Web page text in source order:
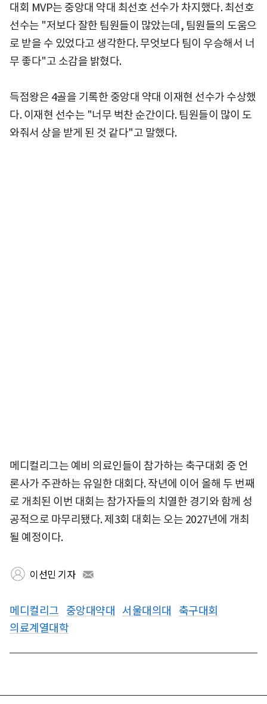
대회 MVP는 중앙대 약대 최선호 선수가 차지했다. 최선호
선수는 "저보다 잘한 팀원들이 많았는데, 팀원들의 도움으
로 받을 수 있었다고 생각한다. 무엇보다 팀이 우승해서 너
무 좋다"고 소감을 밝혔다.
득점왕은 4골을 기록한 중앙대 약대 이재현 선수가 수상했
다. 이재현 선수는 "너무 벅찬 순간이다. 팀원들이 많이 도
와줘서 상을 받게 된 것 같다"고 말했다.
메디컬리그는 예비 의료인들이 참가하는 축구대회 중 언
론사가 주관하는 유일한 대회다. 작년에 이어 올해 두 번째
로 개최된 이번 대회는 참가자들의 치열한 경기와 함께 성
공적으로 마무리됐다. 제3회 대회는 오는 2027년에 개최
될 예정이다.
이선민 기자
메디컬리그 중앙대약대 서울대의대 축구대회
의료계열대학